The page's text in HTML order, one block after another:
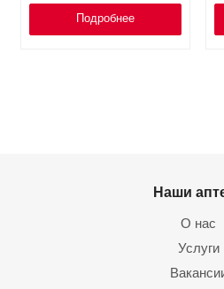
Подробнее
Наши
О нас
Услуги